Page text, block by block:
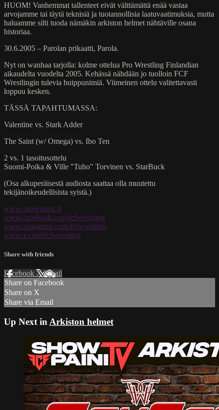
HUOM! Vanhemmat tallenteet eivät välttämättä enää vastaa
arvojamme tai täytä teknisiä ja tuotannollisia laatuvaatimuksia, mutta
haluamme silti tuoda nämäkin arkiston helmet nähtäville osana
historiaa.
30.6.2005 – Parolan prikaatti, Parola.
Nyt on wanhaa tarjolla: kolme ottelua Pro Wrestling Finlandian
aikaudelta vuodelta 2005. Kehässä nähdään jo tuolloin FCF
Wrestlingin tulevia huippunimiä. Viimeinen ottelu valitettavasti
loppuu kesken.
TÄSSÄ TAPAHTUMASSA:
Valentine vs. Stark Adder
The Saint (w/ Omega) vs. Ibo Ten
2 vs. 1 tasoitusottelu
Suomi-Poika & Ville "Tuho" Torvinen vs. StarBuck
(Osa alkuperäisestä audiosta saattaa olla muutettu
tekijänoikeudellisista syistä.)
www.showpaini.fi
www.facebook.com/fcfwrestling
www.instagram.com/fcfwrestling
www.x.com/fcfwrestling
Share with friends
Facebook XEmail
Share on Facebook
Share on X
Share via Email
Up Next in Arkiston helmet